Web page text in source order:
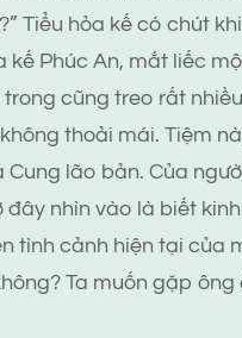
Tiểu hỏa kế có chút
kế Phúc An, mắt liếc
cũng treo rất
thoải mái. Tiệm
lão bản. Của
nhìn vào là biết
tình cảnh hiện tại của
Ta muốn gặp ông